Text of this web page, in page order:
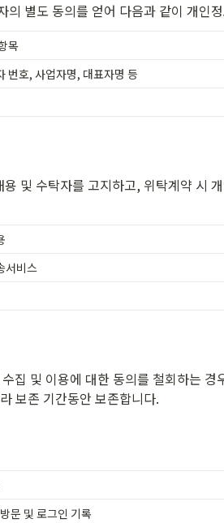
별도 동의를 얻어 다음과 같이 개인
목
번호, 사업자명, 대표자명 등
및 수탁자를 고지하고, 위탁계약 시
서비스
및 이용에 대한 동의를 철회하는
보존 기간동안 보존합니다.
문 및 로그인 기록